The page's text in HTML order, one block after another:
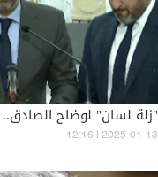
"زلة لسان" لوضاح
12:16 | 2025-01-13